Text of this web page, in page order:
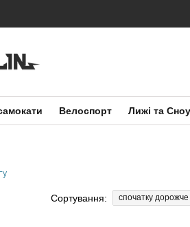
Велоспорт Лижі та
Сортування: спочатку дорожче